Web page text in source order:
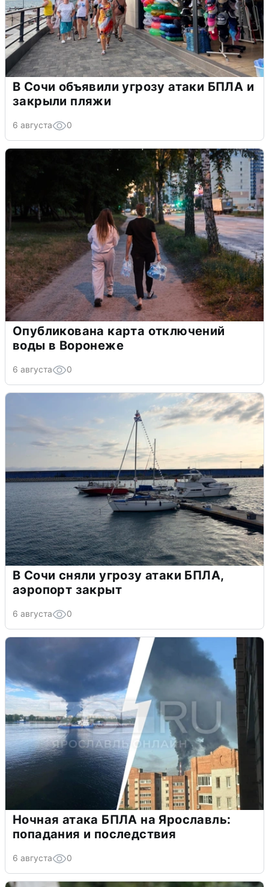
В Сочи объявили угрозу атаки БПЛА и
закрыли пляжи
6 августа 0
Опубликована карта отключений
воды в Воронеже
6 августа 0
В Сочи сняли угрозу атаки БПЛА,
аэропорт закрыт
6 августа 0
Ночная атака БПЛА на Ярославль:
попадания и последствия
6 августа 0